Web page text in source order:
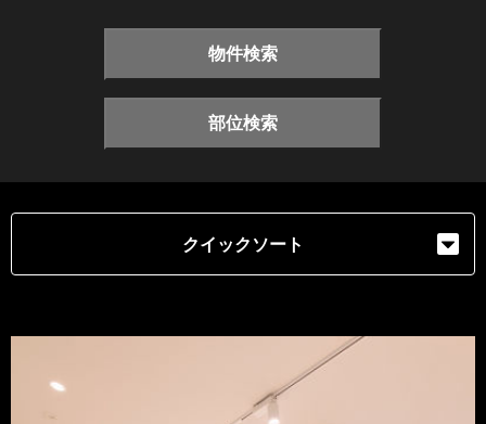
物件検索
部位検索
クイックソート